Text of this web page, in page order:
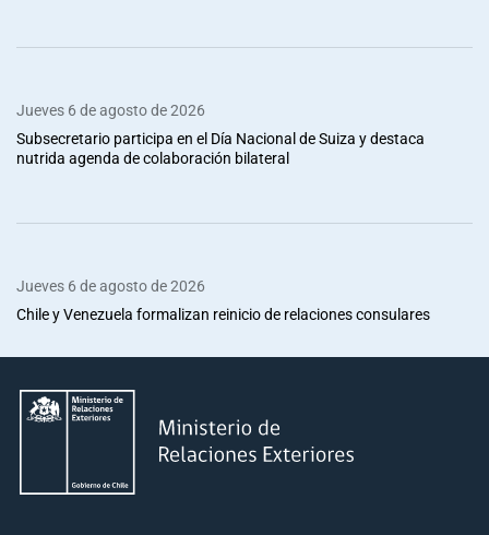
Jueves 6 de agosto de 2026
Subsecretario participa en el Día Nacional de Suiza y destaca
nutrida agenda de colaboración bilateral
Jueves 6 de agosto de 2026
Chile y Venezuela formalizan reinicio de relaciones consulares